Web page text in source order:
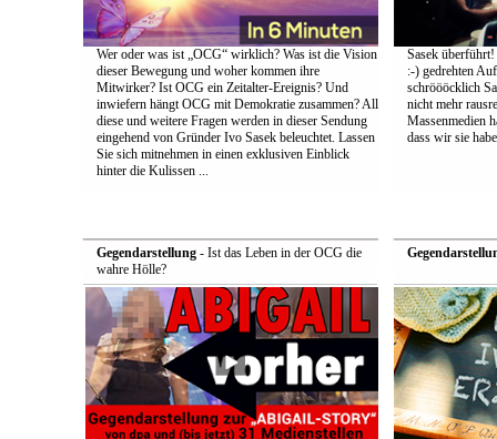
Wer oder was ist „OCG“ wirklich? Was ist die Vision
dieser Bewegung und woher kommen ihre
Mitwirker? Ist OCG ein Zeitalter-Ereignis? Und
inwiefern hängt OCG mit Demokratie zusammen? All
diese und weitere Fragen werden in dieser Sendung
eingehend von Gründer Ivo Sasek beleuchtet. Lassen
Sie sich mitnehmen in einen exklusiven Einblick
hinter die Kulissen ...
Sasek
:-) gedrehten
schröööcklich
nicht mehr
Massenmedien
dass wir sie
Gegendarstellung- Ist das Leben in der OCG die
wahre Hölle?